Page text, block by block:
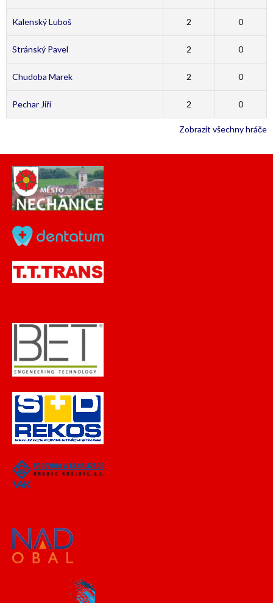
Kalenský Luboš 2 0
Stránský Pavel 2 0
Chudoba Marek 2 0
Pechar Jiří 2 0
Zobrazit všechny hráče